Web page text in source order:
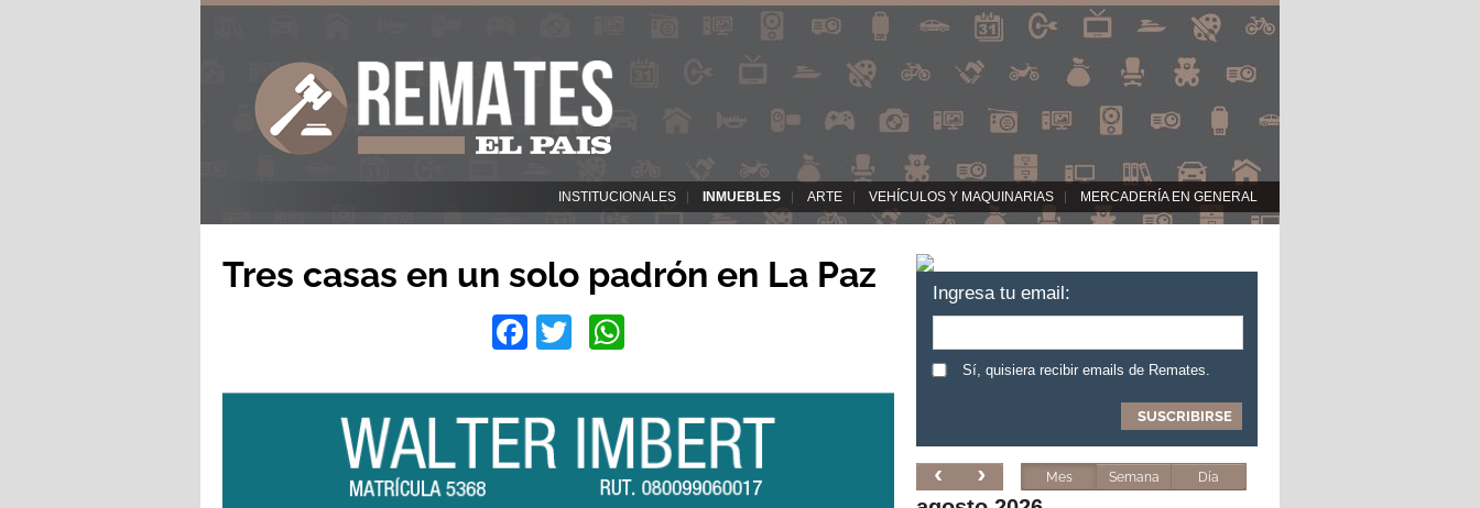
INSTITUCIONALES INMUEBLES ARTE VEHÍCULOS Y MAQUINARIAS MERCADERÍA EN GENERAL
Tres casas en un solo padrón en La Paz
Facebook
Twitter
Ingresa tu email:
Sí, quisiera recibir emails de Remates.
Mes Semana Día